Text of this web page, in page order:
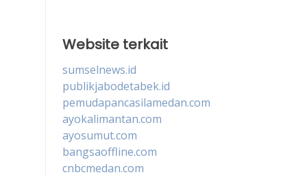
Website terkait
sumselnews.id
publikjabodetabek.id
pemudapancasilamedan.com
ayokalimantan.com
ayosumut.com
bangsaoffline.com
cnbcmedan.com